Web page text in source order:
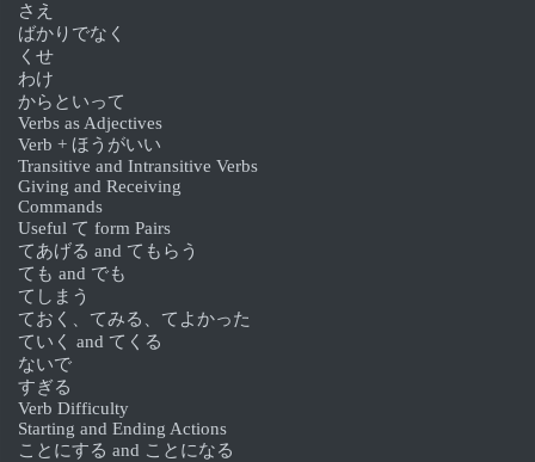
さえ
ばかりでなく
くせ
わけ
からといって
Verbs as Adjectives
Verb + ほうがいい
Transitive and Intransitive Verbs
Giving and Receiving
Commands
Useful て form Pairs
てあげる and てもらう
ても and でも
てしまう
ておく、てみる、てよかった
ていく and てくる
ないで
すぎる
Verb Difficulty
Starting and Ending Actions
ことにする and ことになる